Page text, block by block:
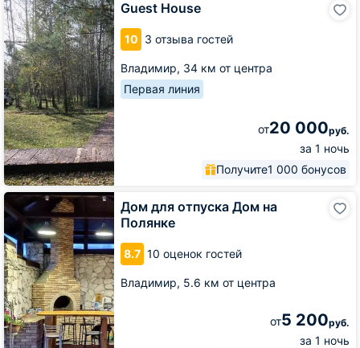
Guest House
10 3 отзыва гостей
Владимир, 34 км от центра
Первая линия
от20 000руб.
за 1 ночь
Получите1 000 бонусов
House
Дом для отпуска Дом на
Полянке
8.7 10 оценок гостей
Владимир, 5.6 км от центра
от5 200руб.
за 1 ночь
Дом
для
отпуска
Дом
на
Полянке